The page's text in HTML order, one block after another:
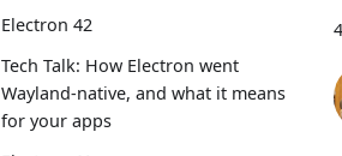
Electron 42
Tech Talk: How Electron went
Wayland-native, and what it means
for your apps